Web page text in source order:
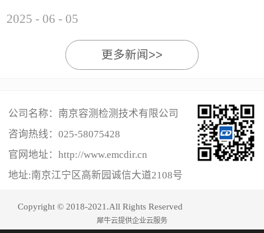
2025 - 06 - 05
更多新闻>>
公司名称：南京容测检测技术有限公司
咨询热线： 025-58075428
官网地址：http://www.emcdir.cn
地址:南京江宁区高新园诚信大道2108号
Copyright © 2018-2021.All Rights Reserved
犀牛云提供企业云服务